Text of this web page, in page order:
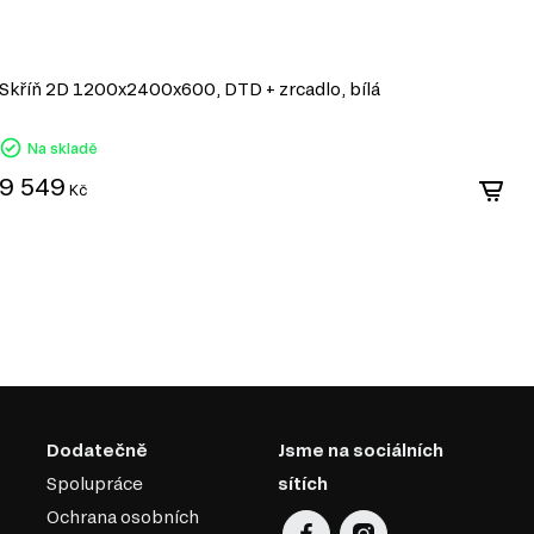
produkty.
Skříň 2D 1200x2400x600, DTD + zrcadlo, bílá
Na skladě
9 549 Kč
Dodatečně
Spolupráce
Ochrana osobních
Jsme na sociálních
sítích